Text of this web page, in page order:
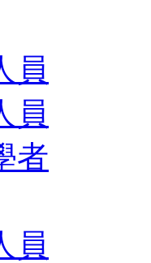
員
員
者
員